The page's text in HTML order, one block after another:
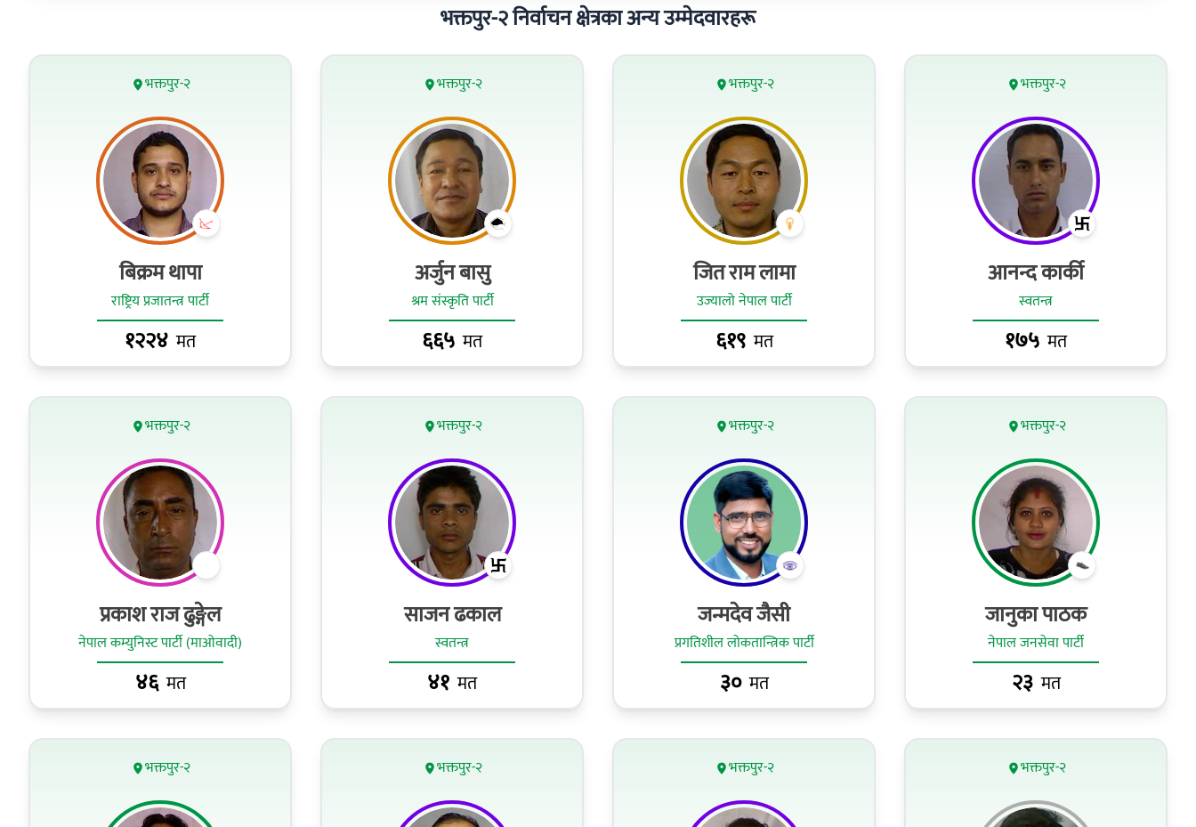
भक्तपुर-२ निर्वाचन क्षेत्रका अन्य उम्मेदवारहरू
भक्तपुर-२
बिक्रम थापा
राष्ट्रिय प्रजातन्त्र पार्टी
१२२४ मत
भक्तपुर-२
अर्जुन बासु
श्रम संस्कृति पार्टी
६६५ मत
भक्तपुर-२
जित राम लामा
उज्यालो नेपाल पार्टी
६१९ मत
भक्तपुर-२
आनन्द कार्की
स्वतन्त्र
१७५ मत
भक्तपुर-२
प्रकाश राज ढुङ्गेल
नेपाल कम्युनिस्ट पार्टी (माओवादी)
४६ मत
भक्तपुर-२
साजन ढकाल
स्वतन्त्र
४१ मत
भक्तपुर-२
जन्मदेव जैसी
प्रगतिशील लोकतान्त्रिक पार्टी
३० मत
भक्तपुर-२
जानुका पाठक
नेपाल जनसेवा पार्टी
२३ मत
भक्तपुर-२ भक्तपुर-२ भक्तपुर-२ भक्तपुर-२